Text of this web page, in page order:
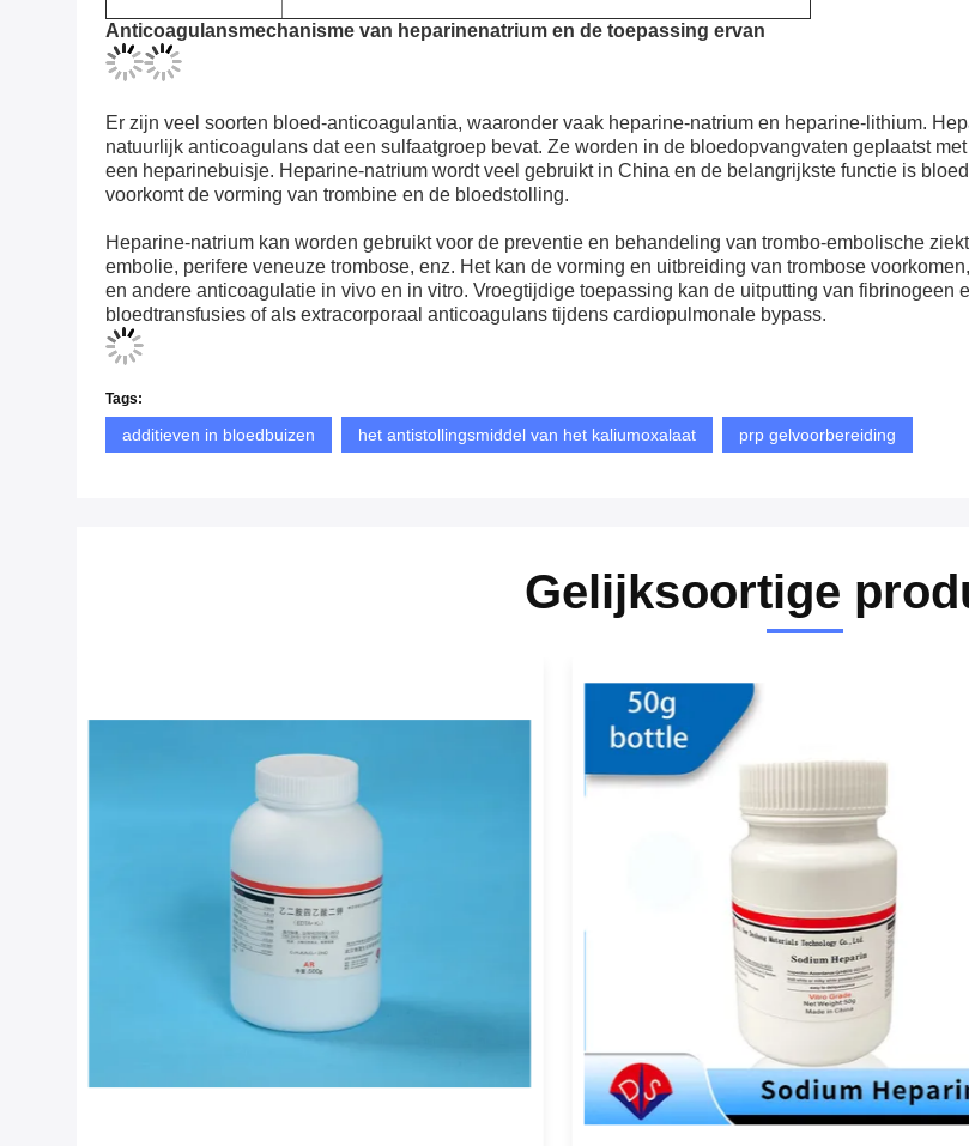
Anticoagulansmechanisme van heparinenatrium en de toepassing ervan
Er zijn veel soorten bloed-anticoagulantia, waaronder vaak heparine-natrium en heparine-lithium.
natuurlijk anticoagulans dat een sulfaatgroep bevat. Ze worden in de bloedopvangvaten geplaatst
een heparinebuisje. Heparine-natrium wordt veel gebruikt in China en de belangrijkste functie is
voorkomt de vorming van trombine en de bloedstolling.
Heparine-natrium kan worden gebruikt voor de preventie en behandeling van trombo-embolische
embolie, perifere veneuze trombose, enz. Het kan de vorming en uitbreiding van trombose
en andere anticoagulatie in vivo en in vitro. Vroegtijdige toepassing kan de uitputting van fibrinogeen
bloedtransfusies of als extracorporaal anticoagulans tijdens cardiopulmonale bypass.
Tags:
additieven in bloedbuizen het antistollingsmiddel van het kaliumoxalaat prp gelvoorbereiding
Gelijksoortige